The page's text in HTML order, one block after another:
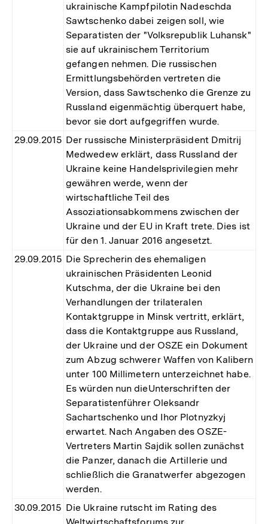
ukrainische Kampfpilotin Nadeschda
Sawtschenko dabei zeigen soll, wie
Separatisten der "Volksrepublik Luhansk"
sie auf ukrainischem Territorium
gefangen nehmen. Die russischen
Ermittlungsbehörden vertreten die
Version, dass Sawtschenko die Grenze zu
Russland eigenmächtig überquert habe,
bevor sie dort aufgegriffen wurde.
29.09.2015 Der russische Ministerpräsident Dmitrij
Medwedew erklärt, dass Russland der
Ukraine keine Handelsprivilegien mehr
gewähren werde, wenn der
wirtschaftliche Teil des
Assoziationsabkommens zwischen der
Ukraine und der EU in Kraft trete. Dies ist
für den 1. Januar 2016 angesetzt.
29.09.2015 Die Sprecherin des ehemaligen
ukrainischen Präsidenten Leonid
Kutschma, der die Ukraine bei den
Verhandlungen der trilateralen
Kontaktgruppe in Minsk vertritt, erklärt,
dass die Kontaktgruppe aus Russland,
der Ukraine und der OSZE ein Dokument
zum Abzug schwerer Waffen von Kalibern
unter 100 Millimetern unterzeichnet habe.
Es würden nun dieUnterschriften der
Separatistenführer Oleksandr
Sachartschenko und Ihor Plotnyzkyj
erwartet. Nach Angaben des OSZE-
Vertreters Martin Sajdik sollen zunächst
die Panzer, danach die Artillerie und
schließlich die Granatwerfer abgezogen
werden.
30.09.2015 Die Ukraine rutscht im Rating des